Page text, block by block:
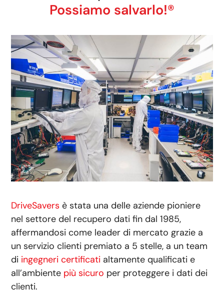
Possiamo salvarlo!®
DriveSavers è stata una delle aziende pioniere
nel settore del recupero dati fin dal 1985,
affermandosi come leader di mercato grazie a
un servizio clienti premiato a 5 stelle, a un team
di ingegneri certificati altamente qualificati e
all’ambiente più sicuro per proteggere i dati dei
clienti.